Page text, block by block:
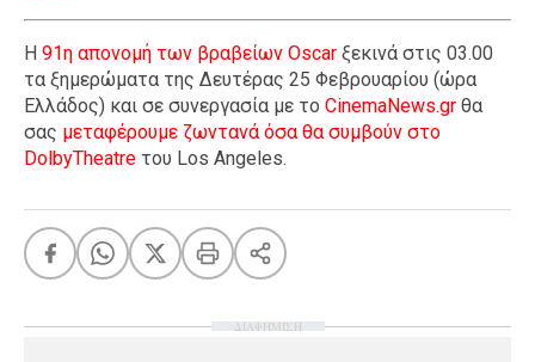
Η 91η απονομή των βραβείων Oscar ξεκινά στις 03.00
τα ξημερώματα της Δευτέρας 25 Φεβρουαρίου (ώρα
Ελλάδος) και σε συνεργασία με το CinemaNews.gr θα
σας μεταφέρουμε ζωντανά όσα θα συμβούν στο
DolbyTheatre του Los Angeles.
ΔΙΑΦΗΜΙΣΗ